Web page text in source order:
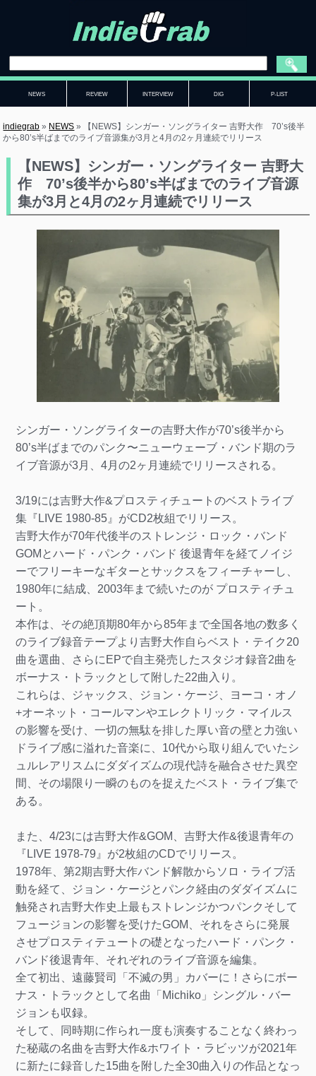
NEWS REVIEW INTERVIEW DIG P-LIST
indiegrab » NEWS »
【NEWS】シンガー・ソングライター 吉野大作 70’s後半
から80’s半ばまでのライブ音源集が3月と4月の2ヶ月連続でリリース
【NEWS】シンガー・ソングライター 吉野大
作 70’s後半から80’s半ばまでのライブ音源
集が3月と4月の2ヶ月連続でリリース
シンガー・ソングライターの吉野大作が70’s後半から
80’s半ばまでのパンク〜ニューウェーブ・バンド期のラ
イブ音源が3月、4月の2ヶ月連続でリリースされる。
3/19には吉野大作&プロスティチュートのベストライブ
集『LIVE 1980-85』がCD2枚組でリリース。
吉野大作が70年代後半のストレンジ・ロック・バンド
GOMとハード・パンク・バンド 後退青年を経てノイジ
ーでフリーキーなギターとサックスをフィーチャーし、
1980年に結成、2003年まで続いたのが プロスティチュ
ート。
本作は、その絶頂期80年から85年まで全国各地の数多く
のライブ録音テープより吉野大作自らベスト・テイク20
曲を選曲、さらにEPで自主発売したスタジオ録音2曲を
ボーナス・トラックとして附した22曲入り。
これらは、ジャックス、ジョン・ケージ、ヨーコ・オノ
+オーネット・コールマンやエレクトリック・マイルス
の影響を受け、一切の無駄を排した厚い音の壁と力強い
ドライブ感に溢れた音楽に、10代から取り組んでいたシ
ュルレアリスムにダダイズムの現代詩を融合させた異空
間、その場限り一瞬のものを捉えたベスト・ライブ集で
ある。
また、4/23には吉野大作&GOM、吉野大作&後退青年の
『LIVE 1978-79』が2枚組のCDでリリース。
1978年、第2期吉野大作バンド解散からソロ・ライブ活
動を経て、ジョン・ケージとパンク経由のダダイズムに
触発され吉野大作史上最もストレンジかつパンクそして
フュージョンの影響を受けたGOM、それをさらに発展
させプロスティテュートの礎となったハード・パンク・
バンド後退青年、それぞれのライブ音源を編集。
全て初出、遠藤賢司「不滅の男」カバーに！さらにボー
ナス・トラックとして名曲「Michiko」シングル・バー
ジョンも収録。
そして、同時期に作られ一度も演奏することなく終わっ
た秘蔵の名曲を吉野大作&ホワイト・ラビッツが2021年
に新たに録音した15曲を附した全30曲入りの作品となっ